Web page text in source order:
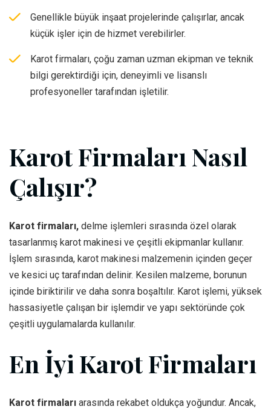
Genellikle büyük inşaat projelerinde çalışırlar, ancak
küçük işler için de hizmet verebilirler.
Karot firmaları, çoğu zaman uzman ekipman ve teknik
bilgi gerektirdiği için, deneyimli ve lisanslı
profesyoneller tarafından işletilir.
Karot Firmaları Nasıl
Çalışır?
Karot firmaları, delme işlemleri sırasında özel olarak
tasarlanmış karot makinesi ve çeşitli ekipmanlar kullanır.
İşlem sırasında, karot makinesi malzemenin içinden geçer
ve kesici uç tarafından delinir. Kesilen malzeme, borunun
içinde biriktirilir ve daha sonra boşaltılır. Karot işlemi, yüksek
hassasiyetle çalışan bir işlemdir ve yapı sektöründe çok
çeşitli uygulamalarda kullanılır.
En İyi Karot Firmaları
Karot firmaları arasında rekabet oldukça yoğundur. Ancak,